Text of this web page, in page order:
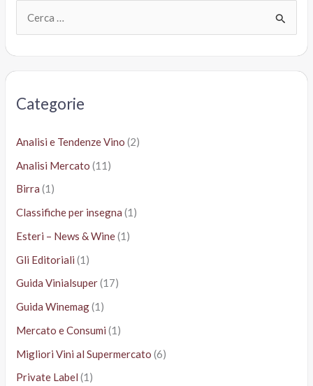
“Nessun
in
Categorie
Analisi e Tendenze Vino (2)
Analisi Mercato (11)
Birra (1)
Classifiche per insegna (1)
Esteri – News & Wine(1)
Gli Editoriali (1)
Guida Vinialsuper(17)
Guida Winemag(1)
Mercato e Consumi (1)
Migliori Vini al Supermercato (6)
Private Label (1)